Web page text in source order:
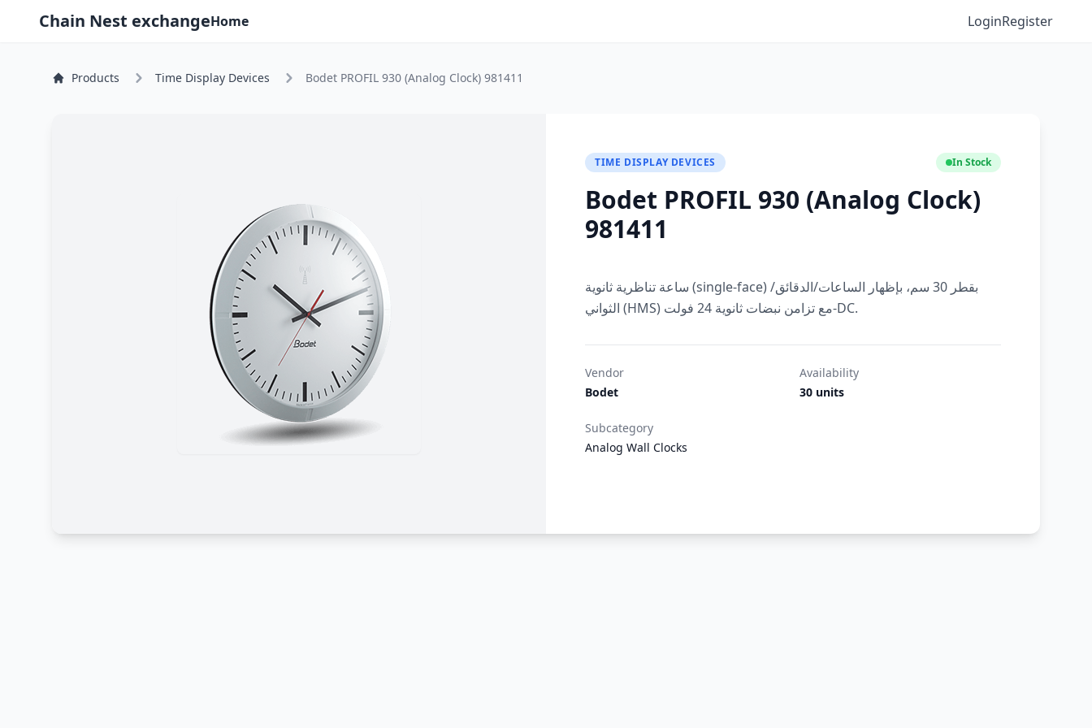
Chain Nest exchangeHome LoginRegister
Products Time Display Devices Bodet PROFIL 930‎ (Analog Clock) 981411
TIME DISPLAY DEVICES In Stock
Bodet PROFIL 930‎ (Analog Clock)
981411
ساعة تناظرية ثانوية (single-face) بقطر 30 سم، بإظهار الساعات/الدقائق/
الثواني (HMS) مع تزامن نبضات ثانوية 24 فولت-DC.
Vendor
Bodet
Availability
30 units
Subcategory
Analog Wall Clocks